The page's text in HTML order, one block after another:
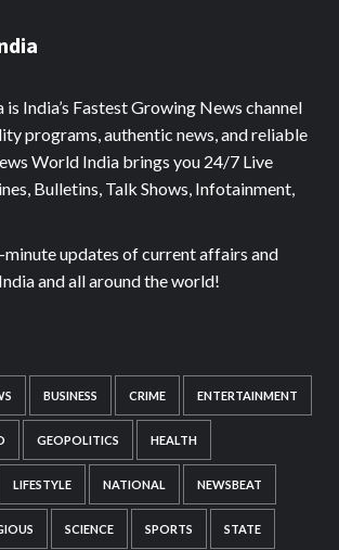
India’s Fastest Growing News channel
programs, authentic news, and reliable
World India brings you 24/7 Live
Bulletins, Talk Shows, Infotainment,
updates of current affairs and
and all around the world!
BUSINESS CRIME ENTERTAINMENT
GEOPOLITICS HEALTH
LIFESTYLE NATIONAL NEWSBEAT
SCIENCE SPORTS STATE